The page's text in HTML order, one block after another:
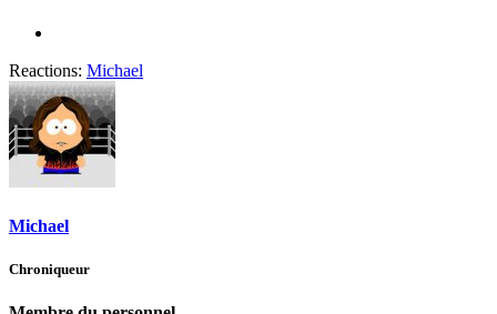
Reactions: Michael
Michael
Chroniqueur